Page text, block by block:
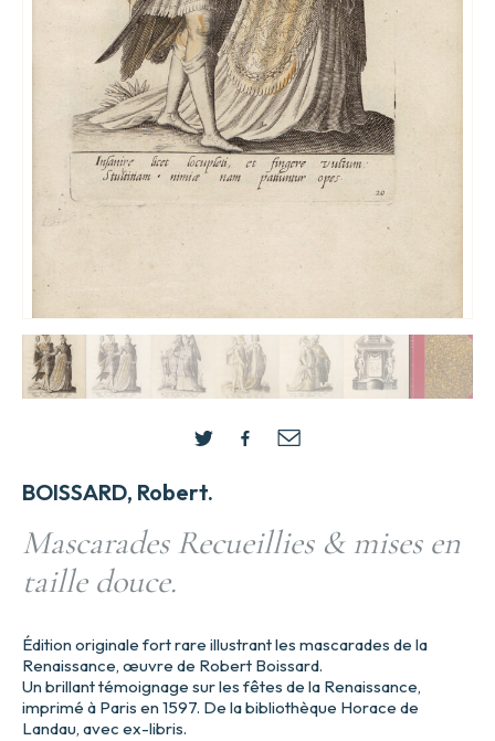
BOISSARD, Robert.
Mascarades Recueillies & mises en
taille douce.
Édition originale fort rare illustrant les mascarades de la
Renaissance, œuvre de Robert Boissard.
Un brillant témoignage sur les fêtes de la Renaissance,
imprimé à Paris en 1597. De la bibliothèque Horace de
Landau, avec ex-libris.